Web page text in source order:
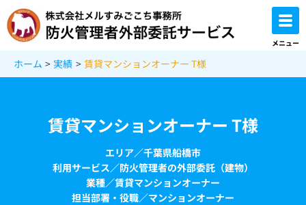
容
を
メニュー
ホーム 実績 賃貸マンションオーナー T様
賃貸マンションオーナー T様
エリア／千葉県船橋市
利用サービス／防火管理者の外部委託（建物）
業種／賃貸マンションオーナー
担当部署・役職／マンションオーナー